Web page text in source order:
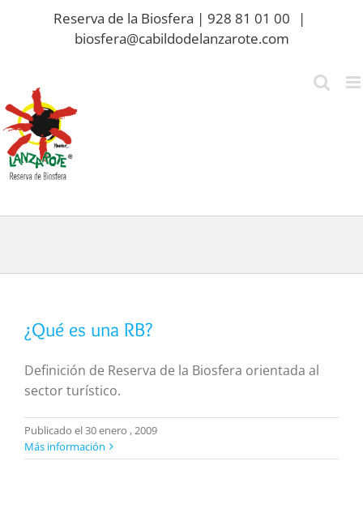
Reserva de la Biosfera | 928 81 01 00
|
biosfera@cabildodelanzarote.com
¿Qué es una RB?
Definición de Reserva de la Biosfera orientada al
sector turístico.
Publicado el 30 enero , 2009
Más información